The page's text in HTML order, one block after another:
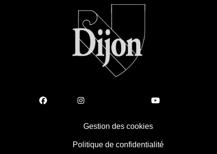
Gestion des cookies
Politique de confidentialité